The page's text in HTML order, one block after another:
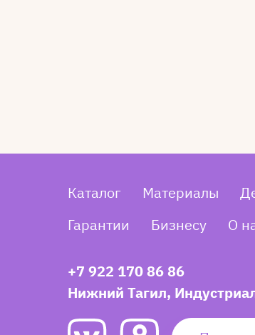
Каталог Материалы
Гарантии
Бизнесу О
+7 922 170 86 86
Нижний Тагил,